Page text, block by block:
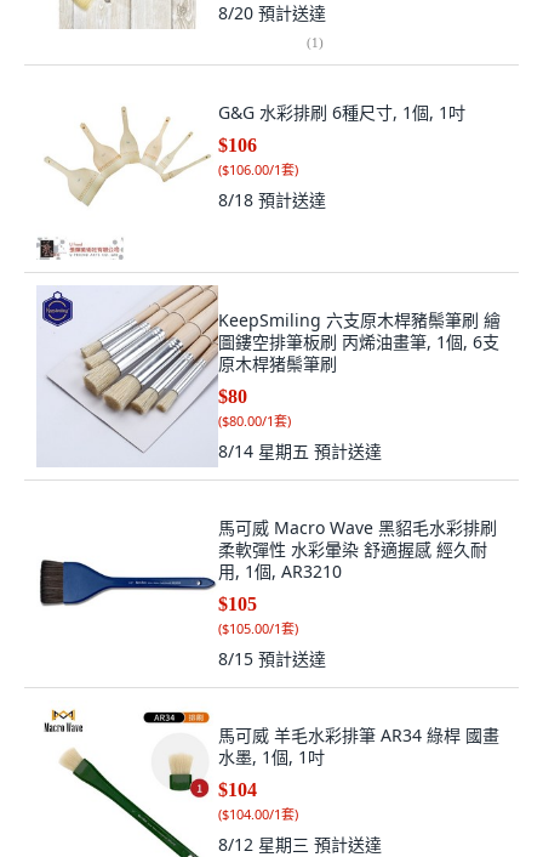
8/20 預計送達
(1)
G&G 水彩排刷 6種尺寸, 1個, 1吋
$106
($106.00/1套)
8/18 預計送達
KeepSmiling 六支原木桿豬鬃筆刷 繪
圖鏤空排筆板刷 丙烯油畫筆, 1個, 6支
原木桿猪鬃筆刷
$80
($80.00/1套)
8/14 星期五 預計送達
馬可威 Macro Wave 黑貂毛水彩排刷
柔軟彈性 水彩暈染 舒適握感 經久耐
用, 1個, AR3210
$105
($105.00/1套)
8/15 預計送達
馬可威 羊毛水彩排筆 AR34 綠桿 國畫
水墨, 1個, 1吋
$104
($104.00/1套)
8/12 星期三 預計送達